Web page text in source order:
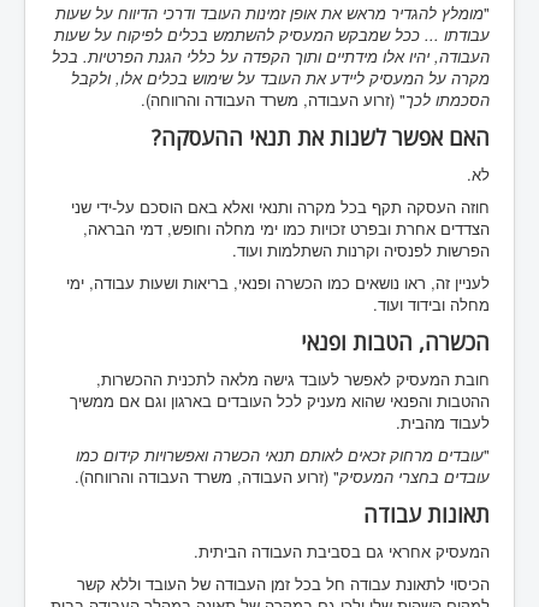
"מומלץ להגדיר מראש את אופן זמינות העובד ודרכי הדיווח על שעות
עבודתו ... ככל שמבקש המעסיק להשתמש בכלים לפיקוח על שעות
העבודה, יהיו אלו מידתיים ותוך הקפדה על כללי הגנת הפרטיות. בכל
מקרה על המעסיק ליידע את העובד על שימוש בכלים אלו, ולקבל
הסכמתו לכך" (זרוע העבודה, משרד העבודה והרווחה).
האם אפשר לשנות את תנאי ההעסקה?
לא.
חוזה העסקה תקף בכל מקרה ותנאי ואלא באם הוסכם על-ידי שני
הצדדים אחרת ובפרט זכויות כמו ימי מחלה וחופש, דמי הבראה,
הפרשות לפנסיה וקרנות השתלמות ועוד.
לעניין זה, ראו נושאים כמו הכשרה ופנאי, בריאות ושעות עבודה, ימי
מחלה ובידוד ועוד.
הכשרה, הטבות ופנאי
חובת המעסיק לאפשר לעובד גישה מלאה לתכנית ההכשרות,
ההטבות והפנאי שהוא מעניק לכל העובדים בארגון וגם אם ממשיך
לעבוד מהבית.
"עובדים מרחוק זכאים לאותם תנאי הכשרה ואפשרויות קידום כמו
עובדים בחצרי המעסיק" (זרוע העבודה, משרד העבודה והרווחה).
תאונות עבודה
המעסיק אחראי גם בסביבת העבודה הביתית.
הכיסוי לתאונת עבודה חל בכל זמן העבודה של העובד וללא קשר